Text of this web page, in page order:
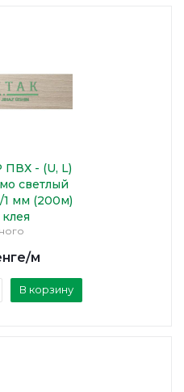
- (U, L)
светлый
1 мм (200м)
/м
В корзину